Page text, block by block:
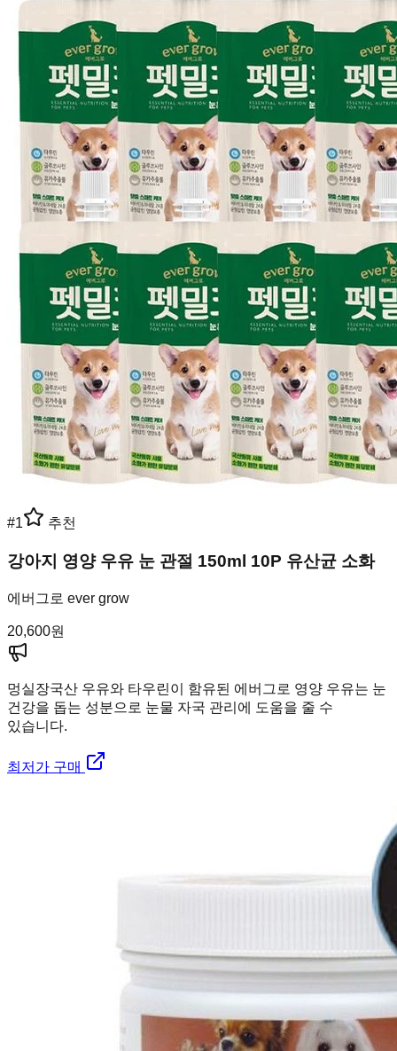
#1 추천
강아지 영양 우유 눈 관절 150ml 10P 유산균 소화
에버그로 ever grow
20,600원
멍실장국산 우유와 타우린이 함유된 에버그로 영양 우유는 눈
건강을 돕는 성분으로 눈물 자국 관리에 도움을 줄 수
있습니다.
최저가 구매